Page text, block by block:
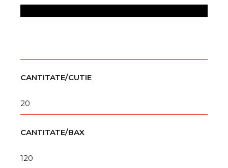
CANTITATE/CUTIE
20
CANTITATE/BAX
120